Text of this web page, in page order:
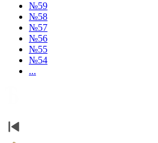
№59
№58
№57
№56
№55
№54
...